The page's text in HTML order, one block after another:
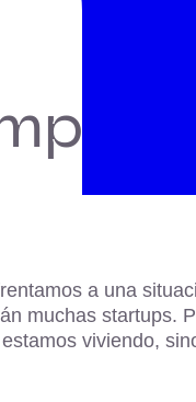
a una
muchas startups.
viviendo,